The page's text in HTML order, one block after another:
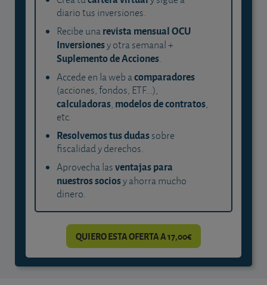
diario tus inversiones.
Recibe unarevista mensual OCU
Inversionesy otra semanal +
Suplemento de Acciones.
Accede en la web acomparadores
(acciones, fondos, ETF...),
calculadoras, modelos de contratos,
etc.
Resolvemos tus dudassobre
fiscalidad y derechos.
Aprovecha lasventajas para
nuestros sociosy ahorra mucho
dinero.
QUIERO ESTA OFERTA A 17,00€